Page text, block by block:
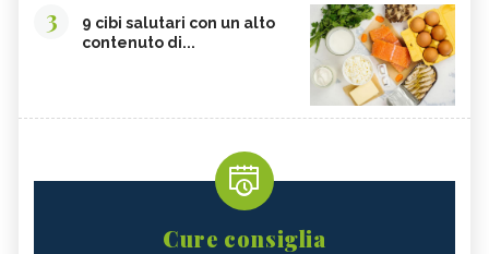
3
9 cibi salutari con un alto
contenuto di...
Cure consiglia